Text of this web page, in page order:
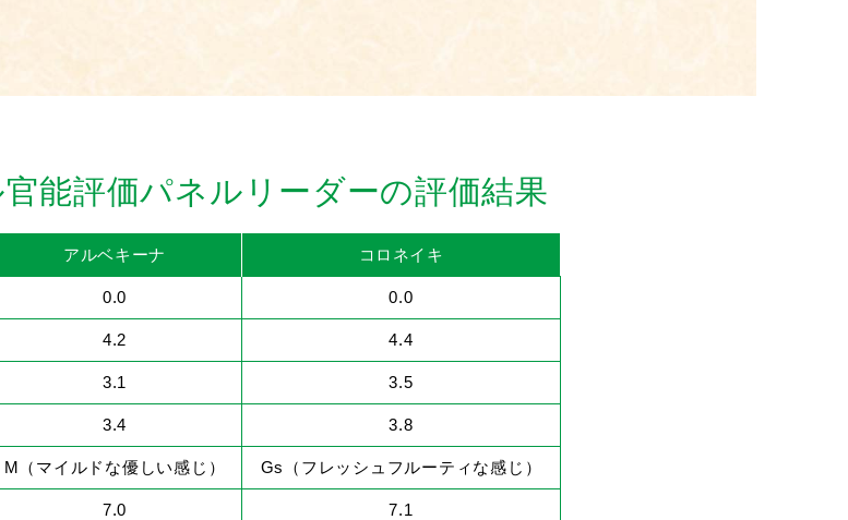
能評価パネルリーダーの評価結果
アルベキーナ コロネイキ
0.0 0.0
4.2 4.4
3.1 3.5
3.4 3.8
M（マイルドな優しい感じ） Gs（フレッシュフルーティな感じ）
7.0 7.1